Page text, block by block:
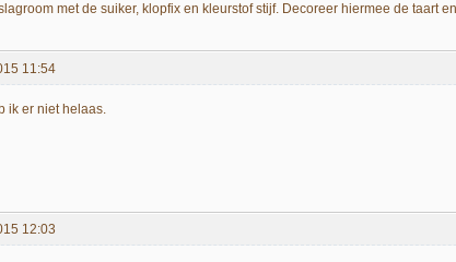
met de suiker, klopfix en kleurstof stijf. Decoreer hiermee de taart
11:54
ik er niet helaas.
12:03